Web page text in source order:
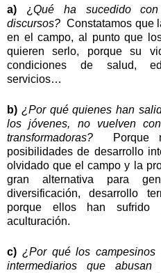
a) ¿ Qué ha sucedido con
discursos? Constatamos que
en el campo, al punto que
quieren serlo, porque su
condiciones de salud,
servicios…
b) ¿Por qué quienes han
los jóvenes, no vuelven
transformadoras?
Porque
posibilidades de desarrollo
olvidado que el campo y la
gran alternativa para
diversificación, desarrollo
porque ellos han sufrido
aculturación.
c) ¿Por qué los
intermediarios que